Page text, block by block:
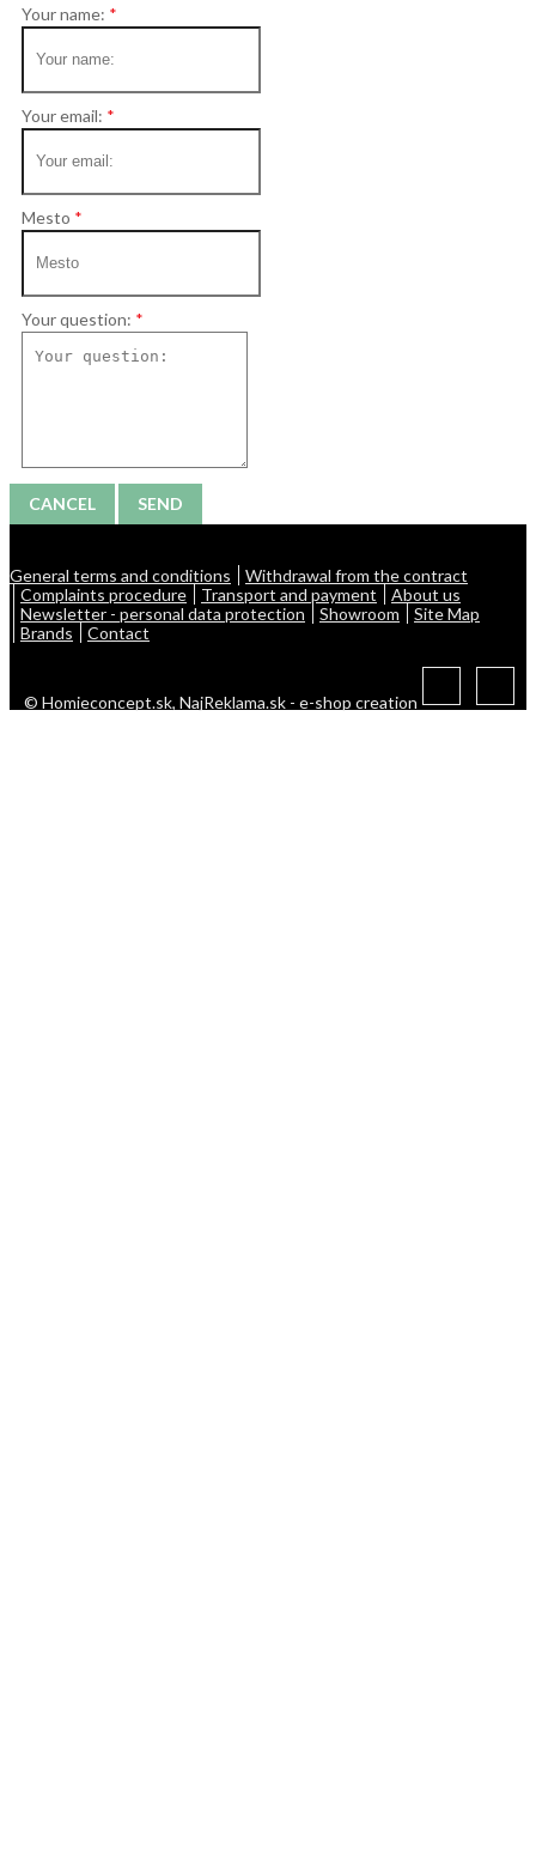
Your name:
Your email:
Mesto
Your question:
CANCEL SEND
General terms and conditions
Withdrawal from the contract
Complaints procedure
Transport and payment
About us
Newsletter - personal data protection
Showroom
Site Map
Brands
Contact
© Homieconcept.sk, NajReklama.sk - e-shop creation